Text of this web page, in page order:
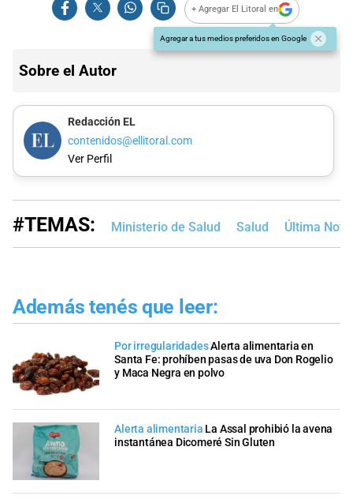
+ Agregar El Litoral en
Agregar a tus medios preferidos en Google
Sobre el Autor
Redacción EL
contenidos@ellitoral.com
Ver Perfil
#TEMAS: Ministerio de Salud Salud Última
Además tenés que leer:
Por irregularidadesAlerta alimentaria en
Santa Fe: prohíben pasas de uva Don Rogelio
y Maca Negra en polvo
Alerta alimentaria La Assal prohibió la avena
instantánea Dicomeré Sin Gluten